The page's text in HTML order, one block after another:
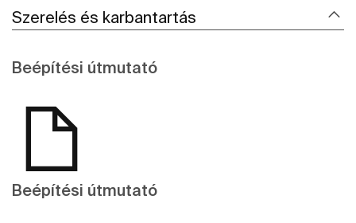
Szerelés és karbantartás
Beépítési útmutató
Beépítési útmutató